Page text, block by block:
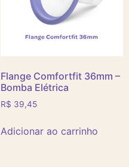
Flange Comfortfit 36mm –
Bomba Elétrica
R$ 39,45
Adicionar ao carrinho